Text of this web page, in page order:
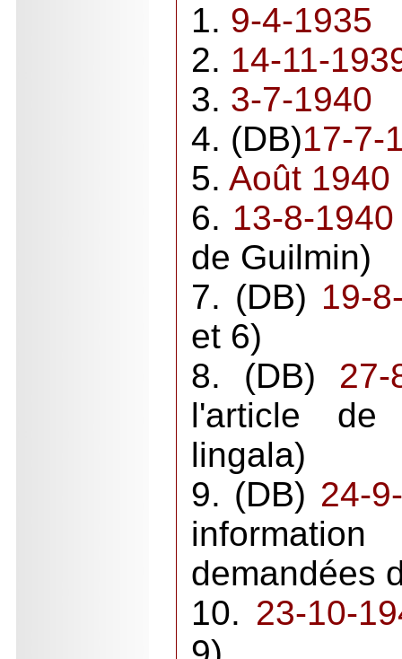
1. 9-4-1935
2. 14-11-
3. 3-7-1940
4. (DB)17-7-
5. Août 1940
6. 13-8-1940
de Guilmin)
7. (DB) 19-
et 6)
8. (DB) 27-
l'article
lingala)
9. (DB) 24-
demandées
10. 23-10-